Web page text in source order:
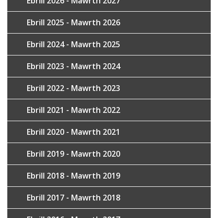
Ebrill 2025 - Mawrth 2026
Ebrill 2024 - Mawrth 2025
Ebrill 2023 - Mawrth 2024
Ebrill 2022 - Mawrth 2023
Ebrill 2021 - Mawrth 2022
Ebrill 2020 - Mawrth 2021
Ebrill 2019 - Mawrth 2020
Ebrill 2018 - Mawrth 2019
Ebrill 2017 - Mawrth 2018